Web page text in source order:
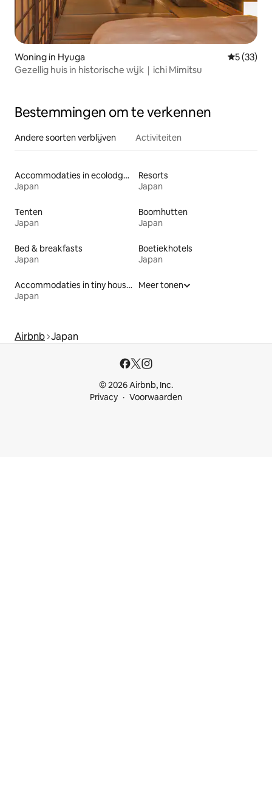
Woning in Hyuga
5 (33)
Gezellig huis in historische wijk｜ichi Mimitsu
Bestemmingen om te verkennen
Andere soorten verblijven Activiteiten
Accommodaties in ecolodges
Japan
Resorts
Japan
Tenten
Japan
Boomhutten
Japan
Bed & breakfasts
Japan
Boetiekhotels
Japan
Accommodaties in tiny houses
Japan
Meer tonen
Airbnb Japan
© 2026 Airbnb, Inc.
Privacy
Voorwaarden